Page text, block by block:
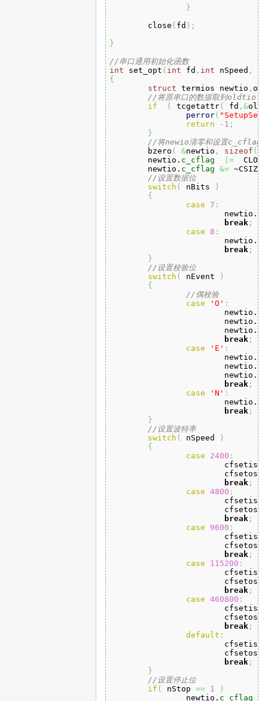
}
	close
( fd ) ;
}
//串口通用初始化函数
int set_opt ( int fd , int nSpeed ,
{
struct termios newtio ,
//将原串口的数据取到oldtio
if
( tcgetattr( fd ,&
perror(
return
- 1 ;
}
//将newio清零和设置c_cflag
	bzero
( &newtio , sizeof (
	newtio.
c_cflag |=
	newtio.
c_cflag &= ~CSIZE
//设置数据位
switch ( nBits
)
{
case
7 :
			newtio.
break ;
case
8 :
			newtio.
break ;
}
//设置校验位
switch ( nEvent
)
{
//偶校验
case
'O' :
			newtio.
			newtio.
			newtio.
break ;
case
'E' :
			newtio.
			newtio.
			newtio.
break ;
case
'N' :
			newtio.
break ;
}
//设置波特率
switch ( nSpeed
)
{
case
2400 :
break ;
case
4800 :
break ;
case
9600 :
break ;
case
115200 :
break ;
case
460800 :
break ;
default :
break ;
}
//设置停止位
if ( nStop == 1
)
		newtio.
c_cflag &=